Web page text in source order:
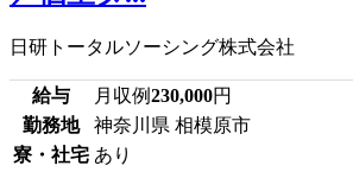
日研トータルソーシング株式会社
給与 月収例230,000円
勤務地
神奈川県 相模原市
寮・社宅 あり